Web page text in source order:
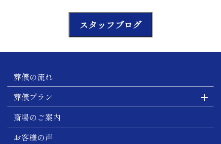
スタッフブログ
葬儀の流れ
葬儀プラン
斎場のご案内
お客様の声